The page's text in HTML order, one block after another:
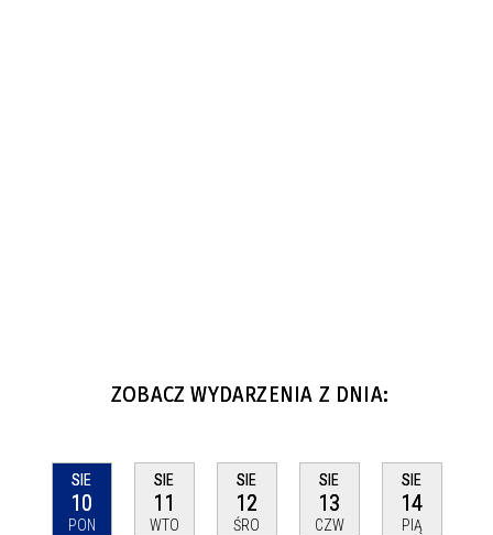
ZOBACZ WYDARZENIA Z DNIA:
SIE
10
PON
SIE
11
WTO
SIE
12
ŚRO
SIE
13
CZW
SIE
14
PIĄ